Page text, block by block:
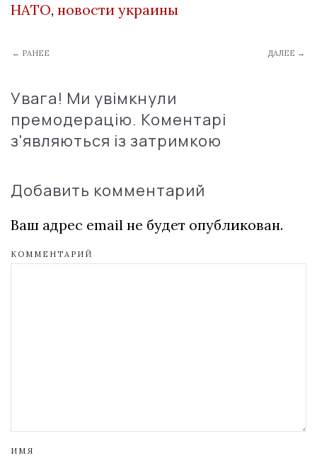
НАТО, новости украины
← РАНЕЕ ДАЛЕЕ →
Увага! Ми увімкнули
премодерацію. Коментарі
з'являються із затримкою
Добавить комментарий
Ваш адрес email не будет опубликован.
КОММЕНТАРИЙ
ИМЯ